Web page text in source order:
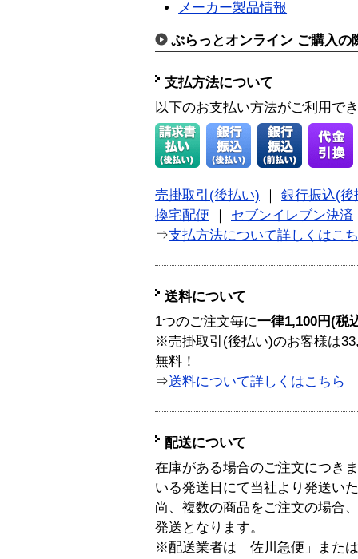
メーカー製品情報
ぷらっとオンライン ご購入の
支払方法について
以下のお支払い方法がご利用で
売掛取引(後払い)
銀行振込(後
換宅配便
セブンイレブン決済
⇒支払方法について詳しくはこ
送料について
1つのご注文毎に一律1,100円(税
※売掛取引(後払い)のお客様は
無料！
⇒送料について詳しくはこちら
配送について
在庫がある場合のご注文につき
いる発送日にて当社より発送い
尚、複数の商品をご注文の場合
発送となります。
※配送業者は「佐川急便」また